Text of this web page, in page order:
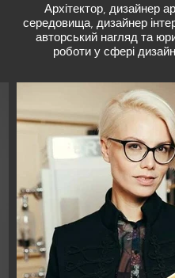
Архітектор, дизайнер
середовища, дизайнер
авторський нагляд та
роботи у сфері